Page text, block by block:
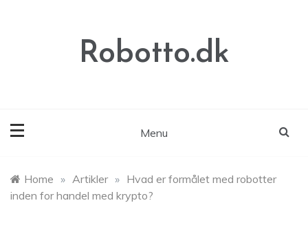
Robotto.dk
Menu
Home » Artikler » Hvad er formålet med robotter
inden for handel med krypto?